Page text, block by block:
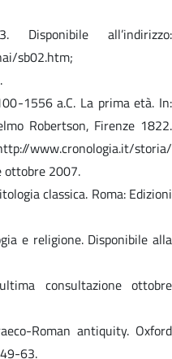
all’indirizzo:
sb02.htm;
1556 a.C. La prima età. In:
Robertson, Firenze 1822.
www.cronologia.it/storia/
ottobre 2007.
classica. Roma: Edizioni
e religione. Disponibile alla
consultazione ottobre
Roman antiquity. Oxford
63.